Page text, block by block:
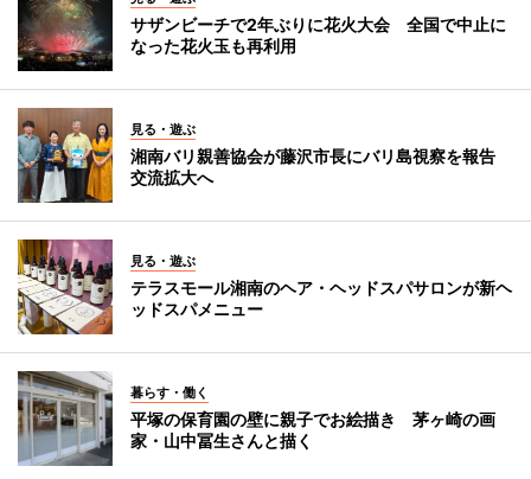
サザンビーチで2年ぶりに花火大会 全国で中止に
なった花火玉も再利用
見る・遊ぶ
湘南バリ親善協会が藤沢市長にバリ島視察を報告
交流拡大へ
見る・遊ぶ
テラスモール湘南のヘア・ヘッドスパサロンが新ヘ
ッドスパメニュー
暮らす・働く
平塚の保育園の壁に親子でお絵描き 茅ヶ崎の画
家・山中冨生さんと描く